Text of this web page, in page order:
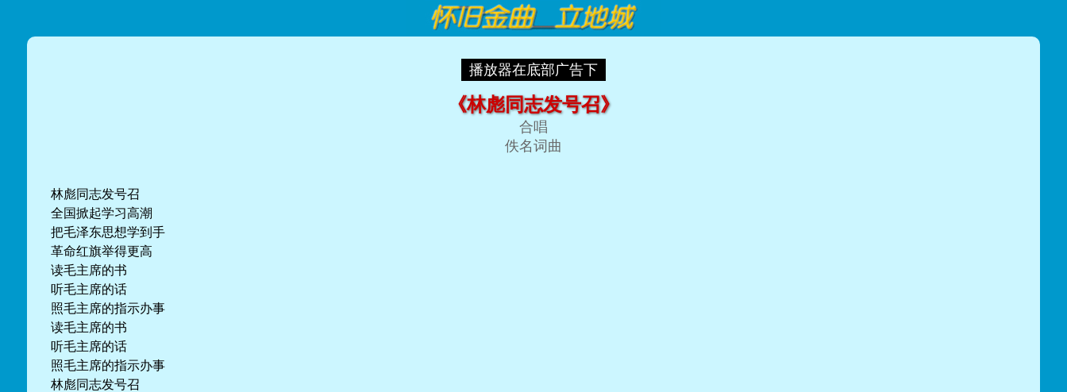
播放器在底部广告下
《林彪同志发号召》
合唱
佚名词曲
林彪同志发号召
全国掀起学习高潮
把毛泽东思想学到手
革命红旗举得更高
读毛主席的书
听毛主席的话
照毛主席的指示办事
读毛主席的书
听毛主席的话
照毛主席的指示办事
林彪同志发号召